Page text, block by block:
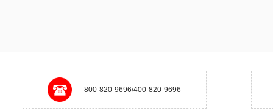
800-820-9696/400-820-9696